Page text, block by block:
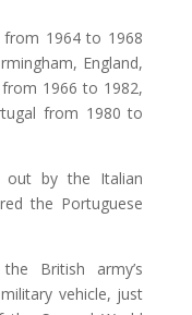
1964 to 1968
England,
1966 to 1982,
from 1980 to
out by the Italian
the Portuguese
British army’s
vehicle, just